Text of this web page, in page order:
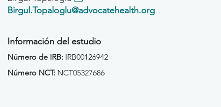
Birgul.Topaloglu@advocatehealth.org
Información del estudio
Número de IRB: IRB00126942
Número NCT: NCT05327686